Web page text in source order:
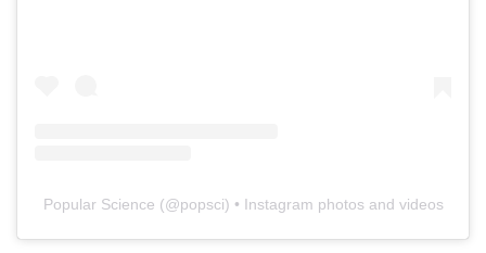
Popular Science (@popsci) • Instagram photos and videos